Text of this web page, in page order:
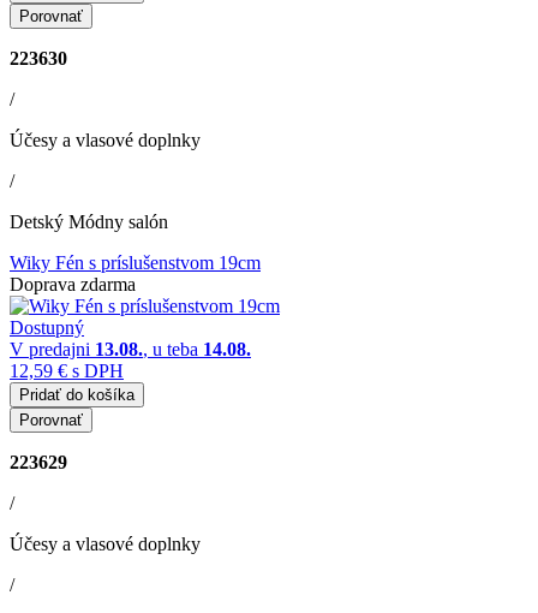
Porovnať
223630
/
Účesy a vlasové doplnky
/
Detský Módny salón
Wiky Fén s príslušenstvom 19cm
Doprava zdarma
Dostupný
V predajni 13.08., u teba 14.08.
12,59 € s DPH
Pridať do košíka
Porovnať
223629
/
Účesy a vlasové doplnky
/